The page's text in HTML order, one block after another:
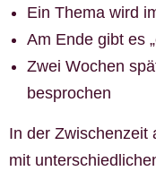
Ein Thema wird
Am Ende gibt es
Zwei Wochen
besprochen
In der Zwischenzeit
mit